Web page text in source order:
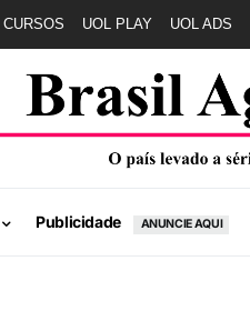
CURSOS UOL PLAY UOL ADS
Publicidade ANUNCIE AQUI